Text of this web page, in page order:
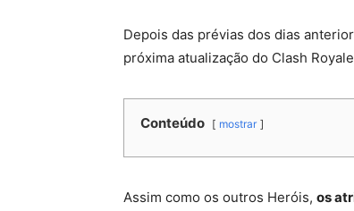
Depois das prévias dos dias
próxima atualização do Clash
Conteúdo mostrar
Assim como os outros Heróis, os